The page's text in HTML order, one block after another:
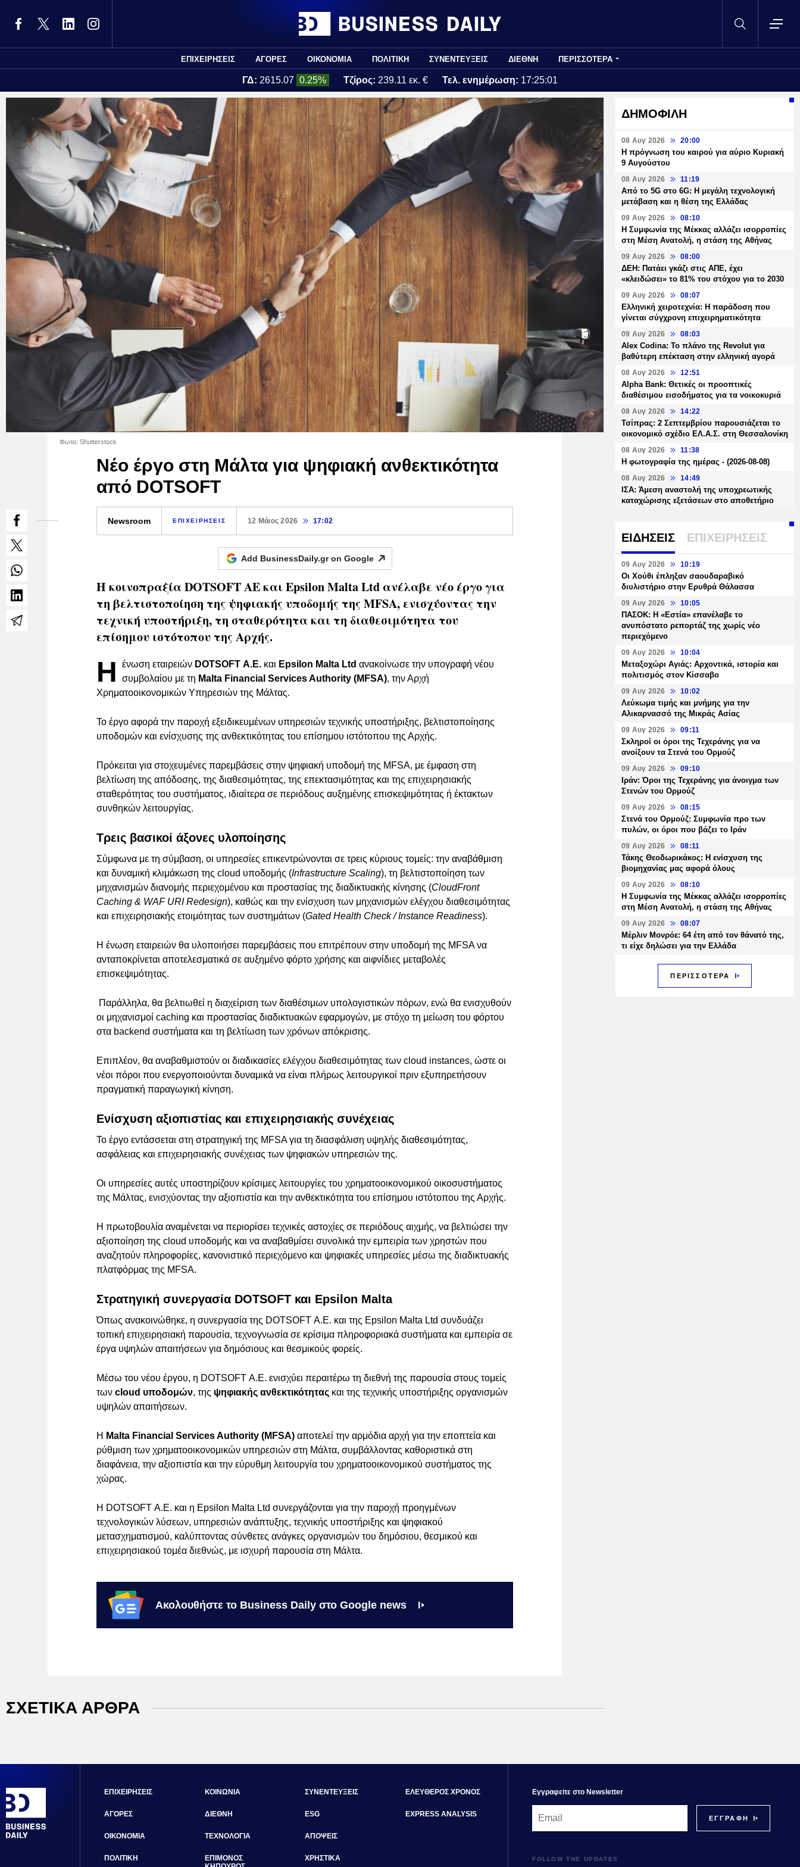
ΕΠΙΧΕΙΡΗΣΕΙΣ ΑΓΟΡΕΣ ΟΙΚΟΝΟΜΙΑ ΠΟΛΙΤΙΚΗ ΣΥΝΕΝΤΕΥΞΕΙΣ ΔΙΕΘΝΗ ΠΕΡΙΣΣΟΤΕΡΑ
ΓΔ: 2615.07 0.25% Τζίρος: 239.11 εκ. € Τελ. ενημέρωση: 17:25:01
Φωτο: Shutterstock
Νέο έργο στη Μάλτα για ψηφιακή ανθεκτικότητα
από DOTSOFT
Newsroom ΕΠΙΧΕΙΡΗΣΕΙΣ 12 Μάιος 2026 17:02
Add BusinessDaily.gr on Google
Η κοινοπραξία DOTSOFT ΑΕ και Epsilon Malta Ltd ανέλαβε νέο έργο για
τη βελτιστοποίηση της ψηφιακής υποδομής της MFSA, ενισχύοντας την
τεχνική υποστήριξη, τη σταθερότητα και τη διαθεσιμότητα του
επίσημου ιστότοπου της Αρχής.
Η ένωση εταιρειών DOTSOFT Α.Ε. και Epsilon Malta Ltd ανακοίνωσε την υπογραφή νέου
συμβολαίου με τη Malta Financial Services Authority (MFSA), την Αρχή
Χρηματοοικονομικών Υπηρεσιών της Μάλτας.
Το έργο αφορά την παροχή εξειδικευμένων υπηρεσιών τεχνικής υποστήριξης, βελτιστοποίησης
υποδομών και ενίσχυσης της ανθεκτικότητας του επίσημου ιστότοπου της Αρχής.
Πρόκειται για στοχευμένες παρεμβάσεις στην ψηφιακή υποδομή της MFSA, με έμφαση στη
βελτίωση της απόδοσης, της διαθεσιμότητας, της επεκτασιμότητας και της επιχειρησιακής
σταθερότητας του συστήματος, ιδιαίτερα σε περιόδους αυξημένης επισκεψιμότητας ή έκτακτων
συνθηκών λειτουργίας.
Τρεις βασικοί άξονες υλοποίησης
Σύμφωνα με τη σύμβαση, οι υπηρεσίες επικεντρώνονται σε τρεις κύριους τομείς: την αναβάθμιση
και δυναμική κλιμάκωση της cloud υποδομής (Infrastructure Scaling), τη βελτιστοποίηση των
μηχανισμών διανομής περιεχομένου και προστασίας της διαδικτυακής κίνησης (CloudFront
Caching & WAF URI Redesign), καθώς και την ενίσχυση των μηχανισμών ελέγχου διαθεσιμότητας
και επιχειρησιακής ετοιμότητας των συστημάτων (Gated Health Check / Instance Readiness).
Η ένωση εταιρειών θα υλοποιήσει παρεμβάσεις που επιτρέπουν στην υποδομή της MFSA να
ανταποκρίνεται αποτελεσματικά σε αυξημένο φόρτο χρήσης και αιφνίδιες μεταβολές
επισκεψιμότητας.
Παράλληλα, θα βελτιωθεί η διαχείριση των διαθέσιμων υπολογιστικών πόρων, ενώ θα ενισχυθούν
οι μηχανισμοί caching και προστασίας διαδικτυακών εφαρμογών, με στόχο τη μείωση του φόρτου
στα backend συστήματα και τη βελτίωση των χρόνων απόκρισης.
Επιπλέον, θα αναβαθμιστούν οι διαδικασίες ελέγχου διαθεσιμότητας των cloud instances, ώστε οι
νέοι πόροι που ενεργοποιούνται δυναμικά να είναι πλήρως λειτουργικοί πριν εξυπηρετήσουν
πραγματική παραγωγική κίνηση.
Ενίσχυση αξιοπιστίας και επιχειρησιακής συνέχειας
Το έργο εντάσσεται στη στρατηγική της MFSA για τη διασφάλιση υψηλής διαθεσιμότητας,
ασφάλειας και επιχειρησιακής συνέχειας των ψηφιακών υπηρεσιών της.
Οι υπηρεσίες αυτές υποστηρίζουν κρίσιμες λειτουργίες του χρηματοοικονομικού οικοσυστήματος
της Μάλτας, ενισχύοντας την αξιοπιστία και την ανθεκτικότητα του επίσημου ιστότοπου της Αρχής.
Η πρωτοβουλία αναμένεται να περιορίσει τεχνικές αστοχίες σε περιόδους αιχμής, να βελτιώσει την
αξιοποίηση της cloud υποδομής και να αναβαθμίσει συνολικά την εμπειρία των χρηστών που
αναζητούν πληροφορίες, κανονιστικό περιεχόμενο και ψηφιακές υπηρεσίες μέσω της διαδικτυακής
πλατφόρμας της MFSA.
Στρατηγική συνεργασία DOTSOFT και Epsilon Malta
Όπως ανακοινώθηκε, η συνεργασία της DOTSOFT Α.Ε. και της Epsilon Malta Ltd συνδυάζει
τοπική επιχειρησιακή παρουσία, τεχνογνωσία σε κρίσιμα πληροφοριακά συστήματα και εμπειρία σε
έργα υψηλών απαιτήσεων για δημόσιους και θεσμικούς φορείς.
Μέσω του νέου έργου, η DOTSOFT Α.Ε. ενισχύει περαιτέρω τη διεθνή της παρουσία στους τομείς
των cloud υποδομών, της ψηφιακής ανθεκτικότητας και της τεχνικής υποστήριξης οργανισμών
υψηλών απαιτήσεων.
Η Malta Financial Services Authority (MFSA) αποτελεί την αρμόδια αρχή για την εποπτεία και
ρύθμιση των χρηματοοικονομικών υπηρεσιών στη Μάλτα, συμβάλλοντας καθοριστικά στη
διαφάνεια, την αξιοπιστία και την εύρυθμη λειτουργία του χρηματοοικονομικού συστήματος της
χώρας.
Η DOTSOFT Α.Ε. και η Epsilon Malta Ltd συνεργάζονται για την παροχή προηγμένων
τεχνολογικών λύσεων, υπηρεσιών ανάπτυξης, τεχνικής υποστήριξης και ψηφιακού
μετασχηματισμού, καλύπτοντας σύνθετες ανάγκες οργανισμών του δημόσιου, θεσμικού και
επιχειρησιακού τομέα διεθνώς, με ισχυρή παρουσία στη Μάλτα.
Ακολουθήστε το Business Daily στο Google news
ΣΧΕΤΙΚΑ ΑΡΘΡΑ
ΔΗΜΟΦΙΛΗ
08 Αυγ 2026 20:00
Η πρόγνωση του καιρού για αύριο Κυριακή
9 Αυγούστου
08 Αυγ 2026 11:19
Από το 5G στο 6G: Η μεγάλη τεχνολογική
μετάβαση και η θέση της Ελλάδας
09 Αυγ 2026 08:10
Η Συμφωνία της Μέκκας αλλάζει ισορροπίες
στη Μέση Ανατολή, η στάση της Αθήνας
09 Αυγ 2026 08:00
ΔΕΗ: Πατάει γκάζι στις ΑΠΕ, έχει
«κλειδώσει» το 81% του στόχου για το 2030
09 Αυγ 2026 08:07
Ελληνική χειροτεχνία: Η παράδοση που
γίνεται σύγχρονη επιχειρηματικότητα
09 Αυγ 2026 08:03
Alex Codina: Το πλάνο της Revolut για
βαθύτερη επέκταση στην ελληνική αγορά
08 Αυγ 2026 12:51
Alpha Bank: Θετικές οι προοπτικές
διαθέσιμου εισοδήματος για τα νοικοκυριά
08 Αυγ 2026 14:22
Τσίπρας: 2 Σεπτεμβρίου παρουσιάζεται το
οικονομικό σχέδιο ΕΛ.Α.Σ. στη Θεσσαλονίκη
08 Αυγ 2026 11:38
Η φωτογραφία της ημέρας - (2026-08-08)
08 Αυγ 2026 14:49
ΙΣΑ: Άμεση αναστολή της υποχρεωτικής
καταχώρισης εξετάσεων στο αποθετήριο
ΕΙΔΗΣΕΙΣ ΕΠΙΧΕΙΡΗΣΕΙΣ
09 Αυγ 2026 10:19
Οι Χούθι έπληξαν σαουδαραβικό
διυλιστήριο στην Ερυθρά Θάλασσα
09 Αυγ 2026 10:05
ΠΑΣΟΚ: Η «Εστία» επανέλαβε το
ανυπόστατο ρεπορτάζ της χωρίς νέο
περιεχόμενο
09 Αυγ 2026 10:04
Μεταξοχώρι Αγιάς: Αρχοντικά, ιστορία και
πολιτισμός στον Κίσσαβο
09 Αυγ 2026 10:02
Λεύκωμα τιμής και μνήμης για την
Αλικαρνασσό της Μικράς Ασίας
09 Αυγ 2026 09:11
Σκληροί οι όροι της Τεχεράνης για να
ανοίξουν τα Στενά του Ορμούζ
09 Αυγ 2026 09:10
Ιράν: Όροι της Τεχεράνης για άνοιγμα των
Στενών του Ορμούζ
09 Αυγ 2026 08:15
Στενά του Ορμούζ: Συμφωνία προ των
πυλών, οι όροι που βάζει το Ιράν
09 Αυγ 2026 08:11
Τάκης Θεοδωρικάκος: Η ενίσχυση της
βιομηχανίας μας αφορά όλους
09 Αυγ 2026 08:10
Η Συμφωνία της Μέκκας αλλάζει ισορροπίες
στη Μέση Ανατολή, η στάση της Αθήνας
09 Αυγ 2026 08:07
Μέρλιν Μονρόε: 64 έτη από τον θάνατό της,
τι είχε δηλώσει για την Ελλάδα
ΠΕΡΙΣΣΟΤΕΡΑ
ΕΠΙΧΕΙΡΗΣΕΙΣ
ΑΓΟΡΕΣ
ΟΙΚΟΝΟΜΙΑ
ΠΟΛΙΤΙΚΗ
ΚΟΙΝΩΝΙΑ
ΔΙΕΘΝΗ
ΤΕΧΝΟΛΟΓΙΑ
ΕΠΙΜΟΝΟΣ
ΣΥΝΕΝΤΕΥΞΕΙΣ
ESG
ΑΠΟΨΕΙΣ
ΧΡΗΣΤΙΚΑ
ΕΛΕΥΘΕΡΟΣ ΧΡΟΝΟΣ
EXPRESS ANALYSIS
FOLLOW THE UPDATES
Εγγραφεiτε στο Newsletter